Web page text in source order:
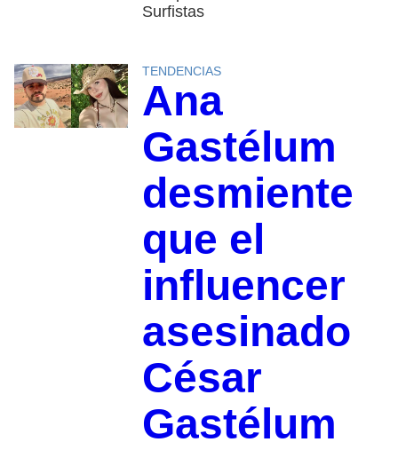
Surfistas
TENDENCIAS
Ana
Gastélum
desmiente
que el
influencer
asesinado
César
Gastélum